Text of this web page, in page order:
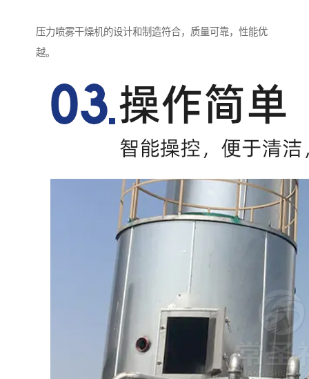
压力喷雾干燥机的设计和制造符合，质量可靠，性能优
越。